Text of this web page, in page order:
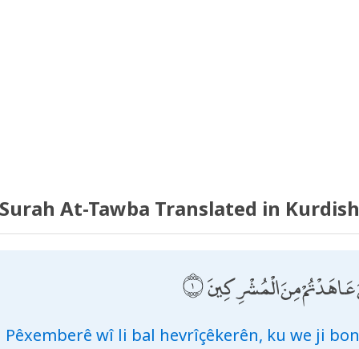
Surah At-Tawba Translated in Kurdish
عَاهَدْتُمْ مِنَ الْمُشْرِكِينَ
Pêxemberê wî li bal hevrîçêkerên, ku we ji